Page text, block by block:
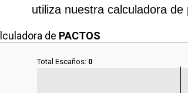
utiliza nuestra calculadora de
de PACTOS
Total Escaños: 0